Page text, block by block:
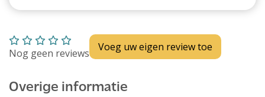
Nog geen reviews Voeg uw eigen review toe
Overige informatie